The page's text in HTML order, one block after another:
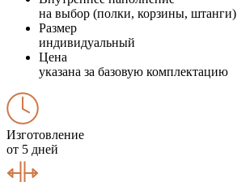
на выбор (полки, корзины, штанги)
Размер
индивидуальный
Цена
указана за базовую комплектацию
Изготовление
от 5 дней